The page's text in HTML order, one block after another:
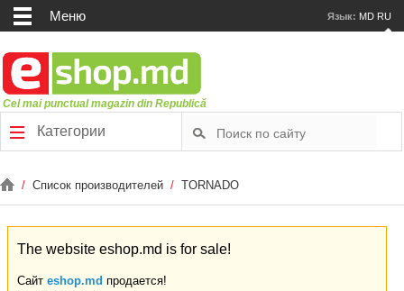
Меню Язык: MD RU
Cel mai punctual magazin din Republică
Категории
/ Список производителей / TORNADO
The website eshop.md is for sale!
Сайт eshop.md продается!